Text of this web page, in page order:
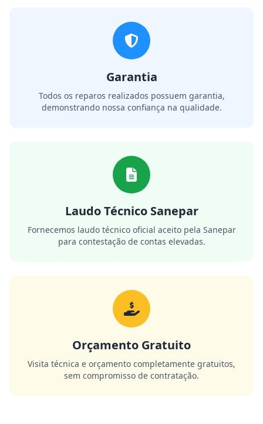
Garantia
Todos os reparos realizados possuem garantia,
demonstrando nossa confiança na qualidade.
Laudo Técnico Sanepar
Fornecemos laudo técnico oficial aceito pela Sanepar
para contestação de contas elevadas.
Orçamento Gratuito
Visita técnica e orçamento completamente gratuitos,
sem compromisso de contratação.